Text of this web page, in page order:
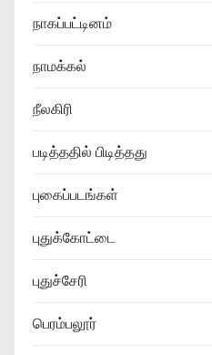
நாகப்பட்டினம்
நாமக்கல்
நீலகிரி
படித்ததில் பிடித்தது
புகைப்படங்கள்
புதுக்கோட்டை
புதுச்சேரி
பெரம்பலூர்